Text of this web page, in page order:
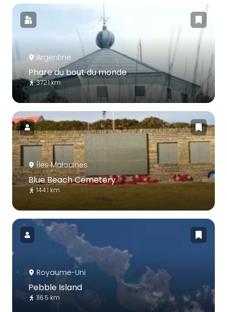
Argentine
Phare du bout du monde
372.1 km
Îles Malouines
Blue Beach Cemetery
144.1 km
Royaume-Uni
Pebble Island
116.5 km